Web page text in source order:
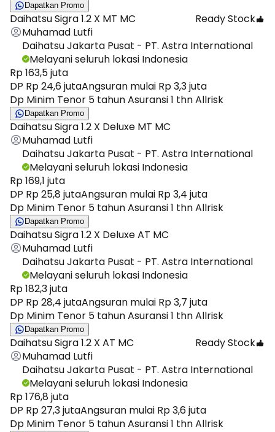
Dapatkan Promo
Daihatsu Sigra 1.2 X MT MC
Ready Stock
Muhamad Lutfi
Daihatsu Jakarta Pusat - PT. Astra International
Melayani seluruh lokasi Indonesia
Rp 163,5 juta
DP Rp 24,6 jutaAngsuran mulai Rp 3,3 juta
Dp Minim Tenor 5 tahun Asuransi 1 thn Allrisk
Dapatkan Promo
Daihatsu Sigra 1.2 X Deluxe MT MC
Muhamad Lutfi
Daihatsu Jakarta Pusat - PT. Astra International
Melayani seluruh lokasi Indonesia
Rp 169,1 juta
DP Rp 25,8 jutaAngsuran mulai Rp 3,4 juta
Dp Minim Tenor 5 tahun Asuransi 1 thn Allrisk
Dapatkan Promo
Daihatsu Sigra 1.2 X Deluxe AT MC
Muhamad Lutfi
Daihatsu Jakarta Pusat - PT. Astra International
Melayani seluruh lokasi Indonesia
Rp 182,3 juta
DP Rp 28,4 jutaAngsuran mulai Rp 3,7 juta
Dp Minim Tenor 5 tahun Asuransi 1 thn Allrisk
Dapatkan Promo
Daihatsu Sigra 1.2 X AT MC
Ready Stock
Muhamad Lutfi
Daihatsu Jakarta Pusat - PT. Astra International
Melayani seluruh lokasi Indonesia
Rp 176,8 juta
DP Rp 27,3 jutaAngsuran mulai Rp 3,6 juta
Dp Minim Tenor 5 tahun Asuransi 1 thn Allrisk